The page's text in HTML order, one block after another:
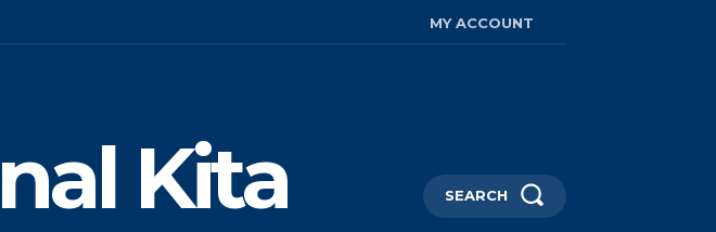
MY ACCOUNT
Kita SEARCH